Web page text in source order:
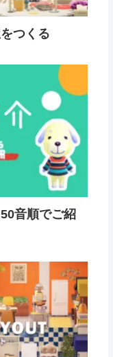
つくる
音順でご紹